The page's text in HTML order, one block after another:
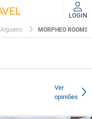
LOGIN
Algueiro MORPHEO ROOMS
Ver
opiniões